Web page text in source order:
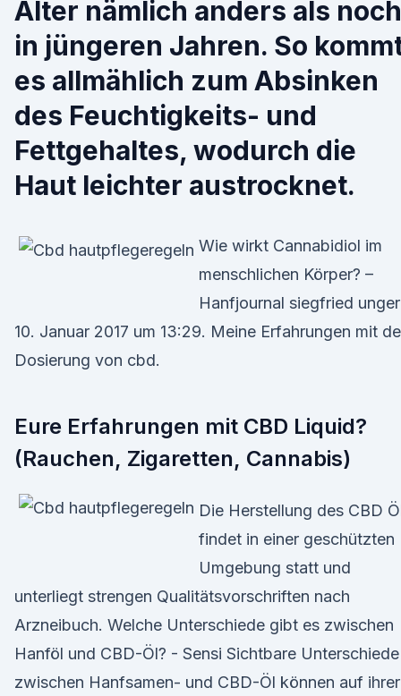
Alter nämlich anders als noch
in jüngeren Jahren. So
es allmählich zum Absinken
des Feuchtigkeits- und
Fettgehaltes, wodurch die
Haut leichter austrocknet.
Wie wirkt Cannabidiol im
menschlichen Körper? –
Hanfjournal siegfried unger
10. Januar 2017 um 13:29. Meine Erfahrungen mit
Dosierung von cbd.
Eure Erfahrungen mit CBD Liquid?
(Rauchen, Zigaretten, Cannabis)
Die Herstellung des CBD
findet in einer geschützten
Umgebung statt und
unterliegt strengen Qualitätsvorschriften nach
Arzneibuch. Welche Unterschiede gibt es zwischen
Hanföl und CBD-Öl? - Sensi Sichtbare Unterschiede
zwischen Hanfsamen- und CBD-Öl können auf ihrer